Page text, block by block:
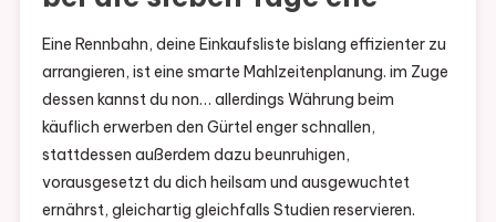
Eine Rennbahn, deine Einkaufsliste bislang effizienter zu
arrangieren, ist eine smarte Mahlzeitenplanung. im Zuge
dessen kannst du non… allerdings Währung beim
käuflich erwerben den Gürtel enger schnallen,
stattdessen außerdem dazu beunruhigen,
vorausgesetzt du dich heilsam und ausgewuchtet
ernährst, gleichartig gleichfalls Studien reservieren.